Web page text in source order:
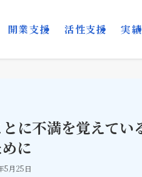
開業支援 活性支援 実績
に不満を覚えて
に
5月25日